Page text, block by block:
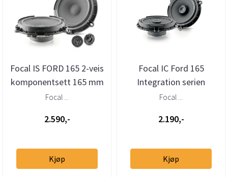
Focal IS FORD 165 2-veis
komponentsett 165 mm
Focal ...
2.590,-
Kjøp
Focal IC Ford 165
Integration serien
Focal ...
2.190,-
Kjøp